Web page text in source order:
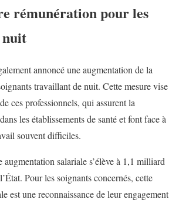
rémunération pour les
nuit
annoncé une augmentation de la
travaillant de nuit. Cette mesure vise
ces professionnels, qui assurent la
les établissements de santé et font face à
souvent difficiles.
salariale s’élève à 1,1 milliard
Pour les soignants concernés, cette
est une reconnaissance de leur engagement